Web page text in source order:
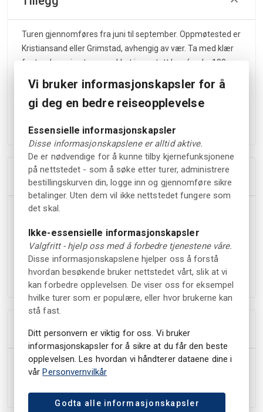
Turen gjennomføres fra juni til september. Oppmøtested er
Kristiansand eller Grimstad, avhengig av vær. Ta med klær
for tre dager i naturen, pakket i vanntett bag (maks 100 x
bukse, ullgenser, lue, håndkle og silkelakenpose. Det kan
være begrensede muligheter for lading av mobil – ta med
Inkluderer
Alle måltider og drikkevarer
Sovepose, liggeunderlag og telt (ved behov)
Kopp, tallerken og bestikk i rustfritt stål
Guidede aktiviteter og opplæring
Transport til/fra Kjevik lufthavn eller havneområdet
Avbestillingsregler
Du har rett til å få refundert hele bestillingsbeløpet hvis
du avbestiller bestillingen din minst 10 dager før
planlagte starttidspunkt.
Vi bruker informasjonskapsler for å
gi deg en bedre reiseopplevelse
Essensielle informasjonskapsler
Disse informasjonskapslene er alltid aktive.
De er nødvendige for å kunne tilby kjernefunksjonene
på nettstedet - som å søke etter turer, administrere
bestillingskurven din, logge inn og gjennomføre sikre
betalinger. Uten dem vil ikke nettstedet fungere som
det skal.
Ikke-essensielle informasjonskapsler
Valgfritt - hjelp oss med å forbedre tjenestene våre.
Disse informasjonskapslene hjelper oss å forstå
hvordan besøkende bruker nettstedet vårt, slik at vi
kan forbedre opplevelsen. De viser oss for eksempel
hvilke turer som er populære, eller hvor brukerne kan
stå fast.
Ditt personvern er viktig for oss. Vi bruker
informasjonskapsler for å sikre at du får den beste
opplevelsen. Les hvordan vi håndterer dataene dine i
vårPersonvernvilkår
Godta alle informasjonskapsler